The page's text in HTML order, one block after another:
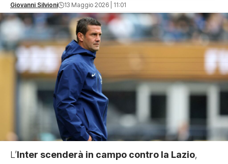
Giovanni Silvioni 13 Maggio 2026 | 11:01
L’Inter scenderà in campo contro la Lazio,